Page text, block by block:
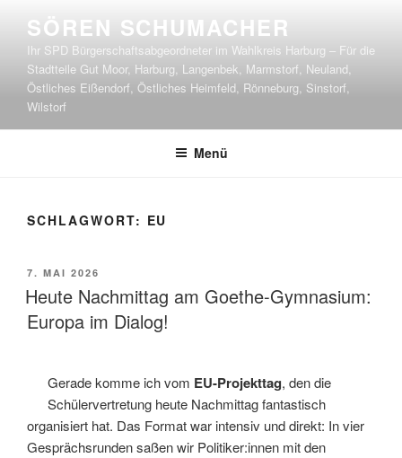
Inhalt
springen
SÖREN SCHUMACHER
Ihr SPD Bürgerschaftsabgeordneter im Wahlkreis Harburg – Für die
Stadtteile Gut Moor, Harburg, Langenbek, Marmstorf, Neuland,
Östliches Eißendorf, Östliches Heimfeld, Rönneburg, Sinstorf,
Wilstorf
Menü
SCHLAGWORT: EU
VERÖFFENTLICHT
AM
7. MAI 2026
Heute Nachmittag am Goethe-Gymnasium:
Europa im Dialog!
Gerade komme ich vom EU-Projekttag, den die
Schülervertretung heute Nachmittag fantastisch
organisiert hat. Das Format war intensiv und direkt: In vier
Gesprächsrunden saßen wir Politiker:innen mit den